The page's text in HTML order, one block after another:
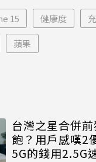
15 健康度
蘋果
台灣之星合併
飽？用戶感嘆2
5G的錢用2.5G